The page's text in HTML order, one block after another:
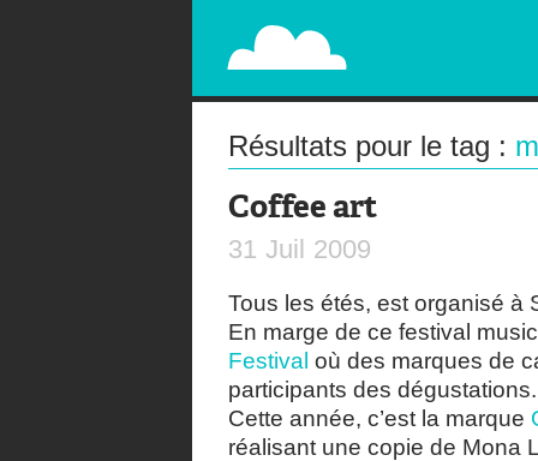
PAPERPLANE
STREET, AMBIENT, GUÉRILLA MARKETING
Résultats pour le tag :
Coffee art
31 Juil 2009
Tous les étés, est organisé
En marge de ce festival
Festival où des marques de
participants des dégustations.
Cette année, c’est la marque
réalisant une copie de Mona